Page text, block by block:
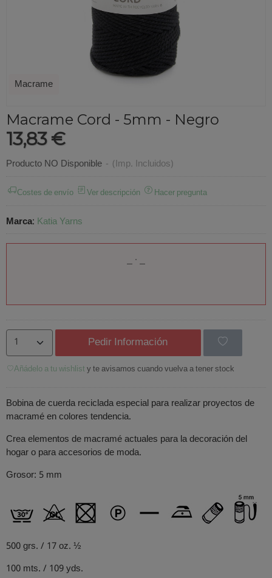
Macrame
Macrame Cord - 5mm - Negro
13,83 €
Producto NO Disponible - (Imp. Incluidos)
Costes de envío Ver descripción Hacer pregunta
Marca: Katia Yarns
Pedir Información
Añádelo a tu wishlisty te avisamos cuando vuelva a tener stock
Bobina de cuerda reciclada especial para realizar proyectos de
macramé en colores tendencia.
Crea elementos de macramé actuales para la decoración del
hogar o para accesorios de moda.
Grosor: 5 mm
500 grs. / 17 oz. ½
100 mts. / 109 yds.